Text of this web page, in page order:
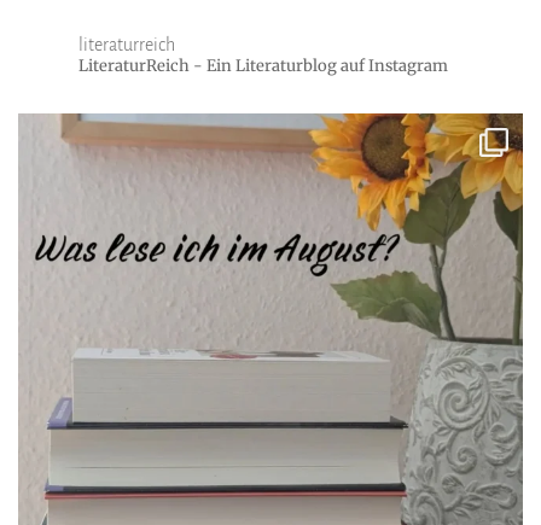
literaturreich
LiteraturReich - Ein Literaturblog auf Instagram